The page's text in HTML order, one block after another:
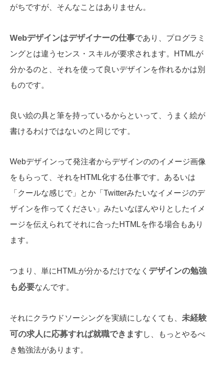
がちですが、そんなことはありません。
Webデザインはデザイナーの仕事であり、プログラミ
ングとは違うセンス・スキルが要求されます。HTMLが
分かるのと、それを使って良いデザインを作れるかは別
ものです。
良い絵の具と筆を持っているからといって、うまく絵が
書けるわけではないのと同じです。
Webデザインって発注者からデザインののイメージ画像
をもらって、それをHTML化する仕事です。あるいは
「クールな感じで」とか「Twitterみたいなイメージのデ
ザインを作ってください」みたいなぼんやりとしたイメ
ージを伝えられてそれに合ったHTMLを作る場合もあり
ます。
つまり、単にHTMLが分かるだけでなく デザインの勉強
も必要なんです。
それにクラウドソーシングを実績にしなくても、 未経験
可の求人に応募すれば就職できますし、もっとやるべ
き勉強法があります。